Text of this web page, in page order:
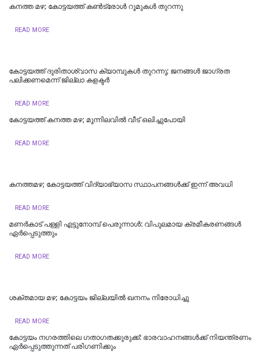
കനത്ത മഴ; കോട്ടയത്ത് കണ്‍ട്രോള്‍ റൂമുകള്‍ തുറന്നു
READ MORE
കോട്ടയത്ത് ദുരിതാശ്വാസ ക്യാമ്പുകള്‍ തുറന്നു; ജനങ്ങള്‍ ജാഗ്രത
പലിക്കണമെന്ന് ജില്ലാ കളക്ടര്‍
READ MORE
കോട്ടയത്ത് കനത്ത മഴ; മൂന്നിലവിൽ വീട് ഒലിച്ചുപോയി
READ MORE
കനത്തമഴ; കോട്ടയത്ത് വിദ്യാഭ്യാസ സ്ഥാപനങ്ങള്‍ക്ക് ഇന്ന് അവധി
READ MORE
മണർകാട് പള്ളി എട്ടുനോമ്പ് പെരുന്നാൾ: വിപുലമായ ക്രമീകരണങ്ങൾ
ഏർപ്പെടുത്തും
READ MORE
ശക്തമായ മഴ; കോട്ടയം ജില്ലയില്‍ ഖനനം നിരോധിച്ചു
READ MORE
കോട്ടയം നഗരത്തിലെ ഗതാഗതക്കുരുക്ക്: ഭാരവാഹനങ്ങൾക്ക് നിയന്ത്രണം
ഏർപ്പെടുത്തുന്നത് പരിഗണിക്കും